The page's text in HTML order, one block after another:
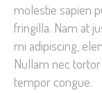
molestie sapien
fringilla. Nam at
mi adipiscing,
Nullam nec
tempor congue.